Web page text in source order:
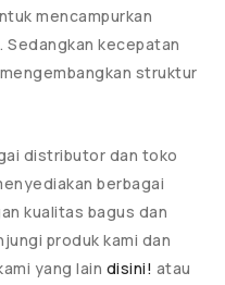
mencampurkan
Sedangkan kecepatan
struktur
distributor dan toko
berbagai
kualitas bagus dan
produk kami dan
yang lain disini! atau